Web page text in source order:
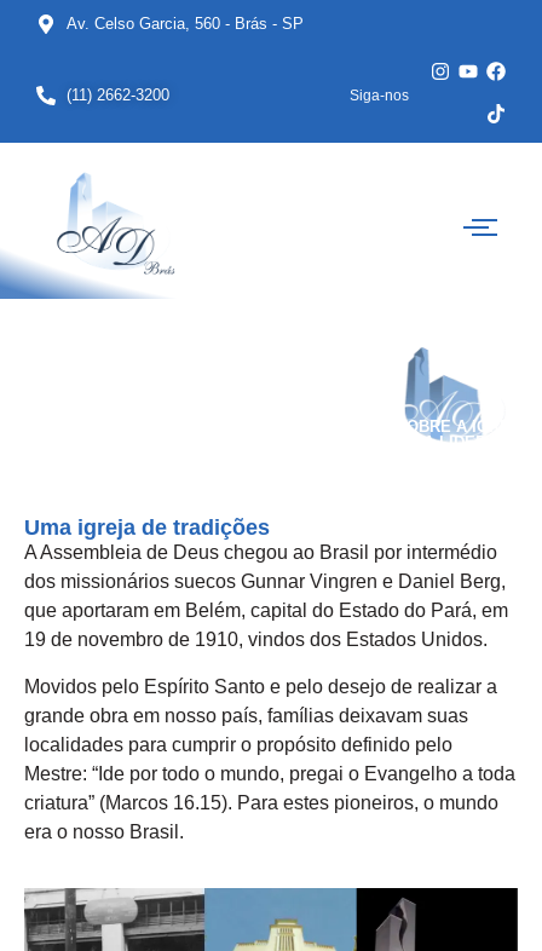
Av. Celso Garcia, 560 - Brás - SP
(11) 2662-3200 Siga-nos
SOBRE A IGREJA
E A LIDERANÇA
Uma igreja de tradições
A Assembleia de Deus chegou ao Brasil por intermédio
dos missionários suecos Gunnar Vingren e Daniel Berg,
que aportaram em Belém, capital do Estado do Pará, em
19 de novembro de 1910, vindos dos Estados Unidos.
Movidos pelo Espírito Santo e pelo desejo de realizar a
grande obra em nosso país, famílias deixavam suas
localidades para cumprir o propósito definido pelo
Mestre: “Ide por todo o mundo, pregai o Evangelho a toda
criatura” (Marcos 16.15). Para estes pioneiros, o mundo
era o nosso Brasil.